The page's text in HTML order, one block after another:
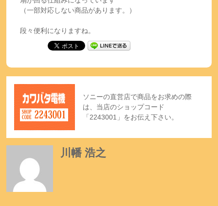
（一部対応しない商品があります。）
段々便利になりますね。
ソニーの直営店で商品をお求めの際
は、当店のショップコード
「2243001」をお伝え下さい。
川幡 浩之